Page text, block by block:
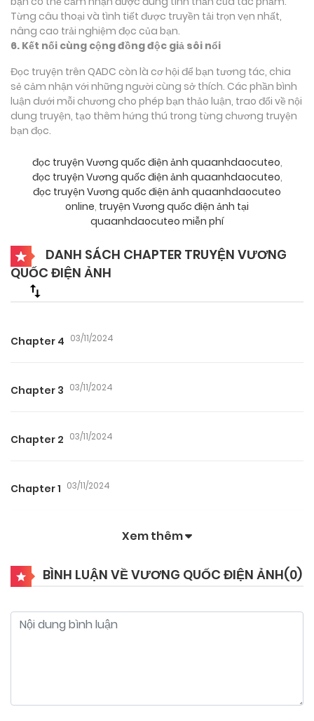
Từng câu thoại và tình tiết được truyền tải trọn vẹn nhất,
nâng cao trải nghiệm đọc của bạn.
6. Kết nối cùng cộng đồng độc giả sôi nổi
Đọc truyện trên QADC còn là cơ hội để bạn tương tác, chia
sẻ cảm nhận với những người cùng sở thích. Các phần bình
luận dưới mỗi chương cho phép bạn thảo luận, trao đổi về nội
dung truyện, tạo thêm hứng thú trong từng chương truyện
bạn đọc.
đọc truyện Vương quốc điện ảnh quaanhdaocuteo,
đọc truyện Vương quốc điện ảnh quaanhdaocuteo,
đọc truyện Vương quốc điện ảnh quaanhdaocuteo
online, truyện Vương quốc điện ảnh tại
quaanhdaocuteo miễn phí
DANH SÁCH CHAPTER TRUYỆN VƯƠNG
QUỐC ĐIỆN ẢNH
Chapter 4 03/11/2024
Chapter 3 03/11/2024
Chapter 2 03/11/2024
Chapter 1 03/11/2024
Xem thêm
BÌNH LUẬN VỀ VƯƠNG QUỐC ĐIỆN ẢNH(0)